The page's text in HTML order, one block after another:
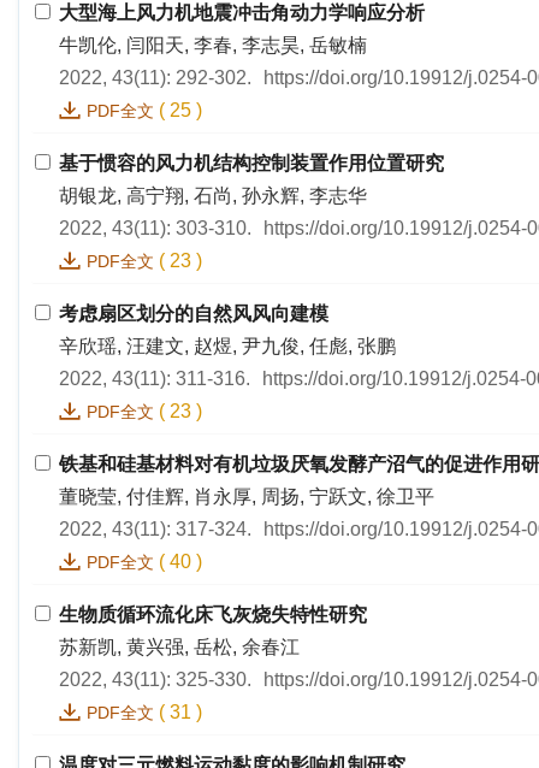
大型海上风力机地震冲击角动力学响应分析
牛凯伦, 闫阳天, 李春, 李志昊, 岳敏楠
2022, 43(11): 292-302.
https://doi.org/10.19912/j.0254-
PDF全文 ( 25 )
基于惯容的风力机结构控制装置作用位置研究
胡银龙, 高宁翔, 石尚, 孙永辉, 李志华
2022, 43(11): 303-310.
https://doi.org/10.19912/j.0254-
PDF全文 ( 23 )
考虑扇区划分的自然风风向建模
辛欣瑶, 汪建文, 赵煜, 尹九俊, 任彪, 张鹏
2022, 43(11): 311-316.
https://doi.org/10.19912/j.0254-
PDF全文 ( 23 )
铁基和硅基材料对有机垃圾厌氧发酵产沼气的促进作用
董晓莹, 付佳辉, 肖永厚, 周扬, 宁跃文, 徐卫平
2022, 43(11): 317-324.
https://doi.org/10.19912/j.0254-
PDF全文 ( 40 )
生物质循环流化床飞灰烧失特性研究
苏新凯, 黄兴强, 岳松, 余春江
2022, 43(11): 325-330.
https://doi.org/10.19912/j.0254-
PDF全文 ( 31 )